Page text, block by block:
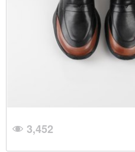
3,452